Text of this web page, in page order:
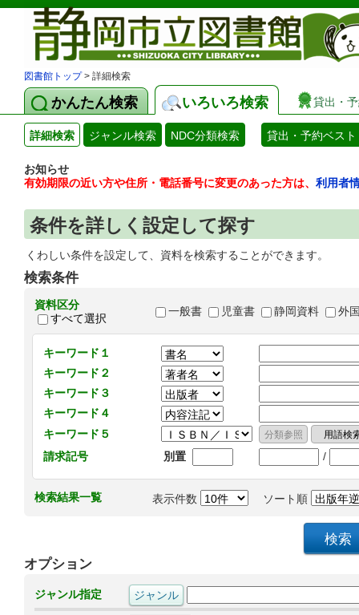
図書館トップ> 詳細検索
かんたん検索 いろいろ検索 貸出・
詳細検索 ジャンル検索 NDC分類検索 貸出・予約ベスト
お知らせ
有効期限の近い方や住所・電話番号に変更のあった方は、 利用者
条件を詳しく設定して探す
くわしい条件を設定して、資料を検索することができます。
検索条件
資料区分
すべて選択
一般書 児童書 静岡資料 外
キーワード１
キーワード２
キーワード３
キーワード４
キーワード５
請求記号
別置 /
検索結果一覧 表示件数 ソート順
オプション
ジャンル指定